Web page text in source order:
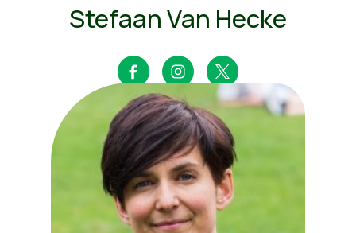
Stefaan Van Hecke